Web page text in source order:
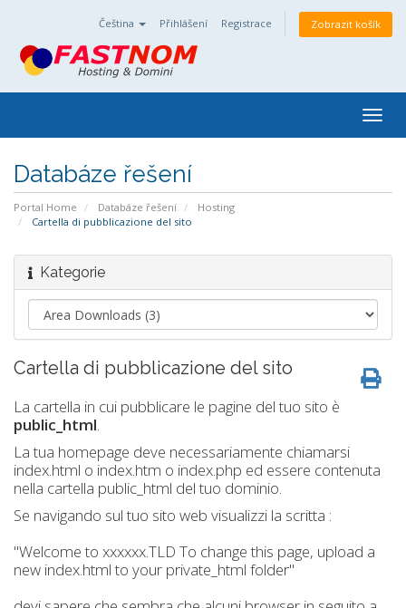
Čeština Přihlášení Registrace Zobrazit košík
Databáze řešení
Portal Home Databáze řešení
Hosting
Cartella di pubblicazione del sito
Kategorie
Cartella di pubblicazione del sito
La cartella in cui pubblicare le pagine del tuo sito è
public_html.
La tua homepage deve necessariamente chiamarsi
index.html o index.htm o index.php ed essere contenuta
nella cartella public_html del tuo dominio.
Se navigando sul tuo sito web visualizzi la scritta :
"Welcome to xxxxxx.TLD To change this page, upload a
new index.html to your private_html folder"